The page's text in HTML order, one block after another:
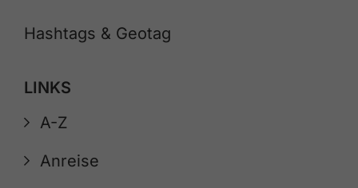
Hashtags & Geotag
LINKS
A-Z
Anreise